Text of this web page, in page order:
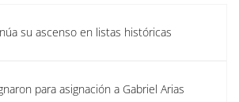
su ascenso en listas históricas
para asignación a Gabriel Arias